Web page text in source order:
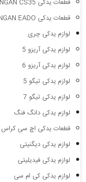
قطعات یدکی CHANGAN CS35
قطعات یدکی CHANGAN EADO
لوازم یدکی چری
لوازم یدکی آریزو 5
لوازم یدکی آریزو 6
لوازم یدکی تیگو 5
لوازم یدکی تیگو 7
لوازم یدکی دانگ فنگ
قطعات یدکی اچ سی کراس H30 CROSS
لوازم یدکی دیگنیتی
لوازم یدکی فیدیلیتی
لوازم یدکی کی ام سی